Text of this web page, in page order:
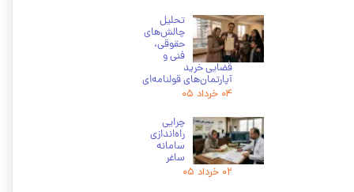
تحلیل
چالش‌های
حقوقی،
فنی و
قضایی خرید
آپارتمان‌های قولنامه‌ای
۰۴ خرداد ۰۵
چرایی
راه‌اندازی
سامانه
ساغر
۰۲ خرداد ۰۵